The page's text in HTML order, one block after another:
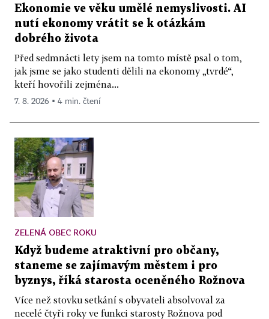
Ekonomie ve věku umělé nemyslivosti. AI
nutí ekonomy vrátit se k otázkám
dobrého života
Před sedmnácti lety jsem na tomto místě psal o tom,
jak jsme se jako studenti dělili na ekonomy „tvrdé“,
kteří hovořili zejména...
7. 8. 2026 ▪ 4 min. čtení
ZELENÁ OBEC ROKU
Když budeme atraktivní pro občany,
staneme se zajímavým městem i pro
byznys, říká starosta oceněného Rožnova
Více než stovku setkání s obyvateli absolvoval za
necelé čtyři roky ve funkci starosty Rožnova pod